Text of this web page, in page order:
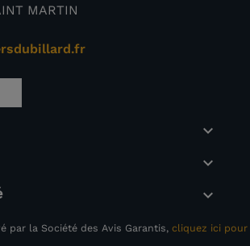
MARTIN



par la Société des Avis Garantis, cliquez ici pour